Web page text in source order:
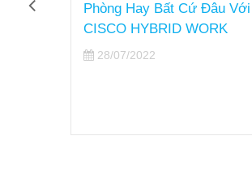
Phòng Hay Bất Cứ Đâu Với
CISCO HYBRID WORK
28/07/2022